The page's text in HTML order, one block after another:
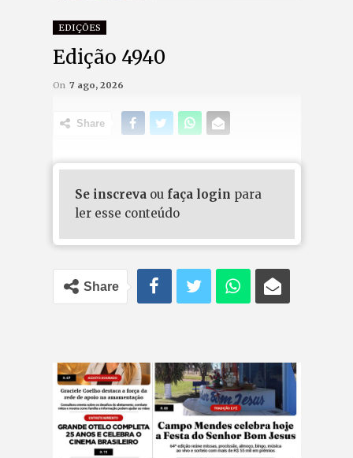
EDIÇÕES
Edição 4940
On 7 ago, 2026
Share
Se inscrevaou faça login para
ler esse conteúdo
Share